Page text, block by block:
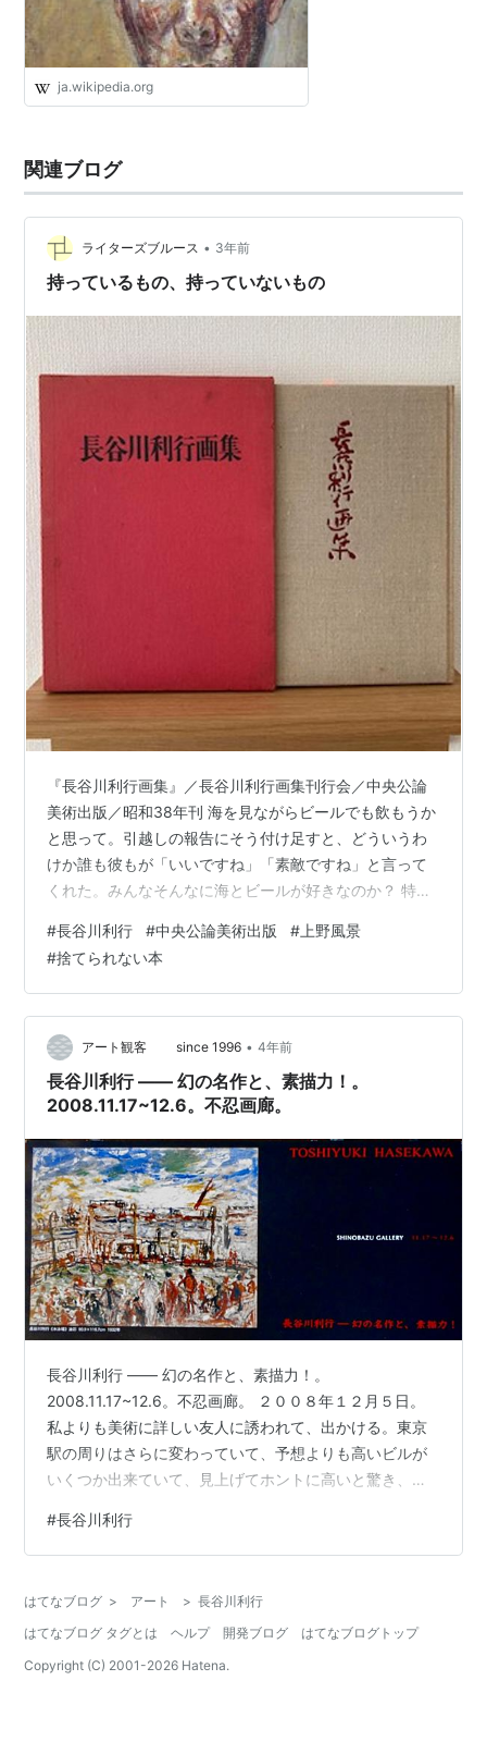
ja.wikipedia.org
関連ブログ
ライターズブルース • 3年前
持っているもの、持っていないもの
『長谷川利行画集』／長谷川利行画集刊行会／中央公論
美術出版／昭和38年刊 海を見ながらビールでも飲もうか
と思って。引越しの報告にそう付け足すと、どういうわ
けか誰も彼もが「いいですね」「素敵ですね」と言って
くれた。みんなそんなに海とビールが好きなのか？ 特に
で、それなら自分も海の近くに引越せばと思ったけれど
も、姉には学校に通う子供があり、近所で長く続けてい
る仕事もある。私が自分一人の都合で引越しできるの
は、言ってみれば何も持っていないからだ。家も子供
も、取り替えの効かない勤務先もない。人と比べて余分
に持っていたのは本くらいで、それも七割方処分する…
#長谷川利行 #中央公論美術出版 # 上野風景
#捨てられない本
アート観客 since 1996 • 4年前
長谷川利行 ―― 幻の名作と、素描力！。
2008.11.17~12.6。不忍画廊。
長谷川利行 ―― 幻の名作と、素描力！。
2008.11.17~12.6。不忍画廊。 ２００８年１２月５日。
私よりも美術に詳しい友人に誘われて、出かける。東京
駅の周りはさらに変わっていて、予想よりも高いビルが
いくつか出来ていて、見上げてホントに高いと驚き、自
の大通りに面したビルの１階にある不忍画廊というとこ
ろへ行く。知らなかったら、圧を感じて入れないかもし
た。そして、中へ入ると、幻の絵「水泳場」というのが
あって、予想よりも大きい絵で、でも、なんだかちょっ
とピンとこなくて、鉛筆で描いたカフェの男と…
#長谷川利行
はてなブログ > アート > 長谷川利行
はてなブログ タグとは
ヘルプ 開発ブログ
はてなブログトップ
Copyright (C) 2001-2026 Hatena.